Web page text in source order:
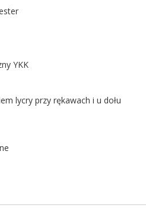
YKK
lycry przy rękawach i u dołu